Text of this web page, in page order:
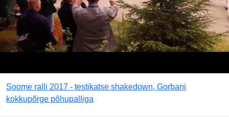
Soome ralli 2017 - testikatse shakedown, Gorbani
kokkupõrge põhupalliga